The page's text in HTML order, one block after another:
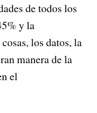
de todos los
y la
los datos, la
manera de la
el